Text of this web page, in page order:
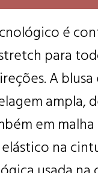
é
para
A blusa
ampla,
em
na